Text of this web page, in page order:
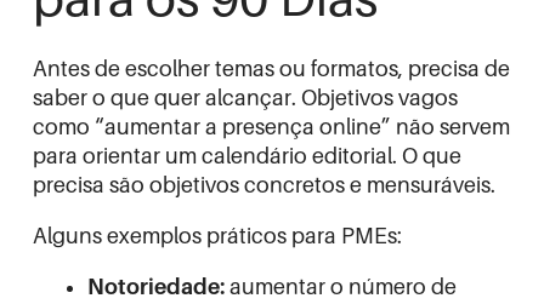
Antes de escolher temas ou formatos, precisa de
saber o que quer alcançar. Objetivos vagos
como “aumentar a presença online” não servem
para orientar um calendário editorial. O que
precisa são objetivos concretos e mensuráveis.
Alguns exemplos práticos para PMEs:
Notoriedade: aumentar o número de